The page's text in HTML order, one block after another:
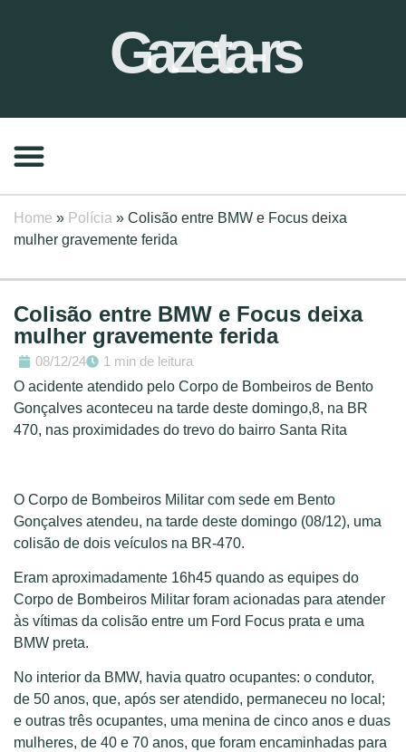
Gazeta-rs
Home » Polícia » Colisão entre BMW e Focus deixa
mulher gravemente ferida
Colisão entre BMW e Focus deixa
mulher gravemente ferida
08/12/24
1 min de leitura
O acidente atendido pelo Corpo de Bombeiros de Bento
Gonçalves aconteceu na tarde deste domingo,8, na BR
470, nas proximidades do trevo do bairro Santa Rita
O Corpo de Bombeiros Militar com sede em Bento
Gonçalves atendeu, na tarde deste domingo (08/12), uma
colisão de dois veículos na BR-470.
Eram aproximadamente 16h45 quando as equipes do
Corpo de Bombeiros Militar foram acionadas para atender
às vítimas da colisão entre um Ford Focus prata e uma
BMW preta.
No interior da BMW, havia quatro ocupantes: o condutor,
de 50 anos, que, após ser atendido, permaneceu no local;
e outras três ocupantes, uma menina de cinco anos e duas
mulheres, de 40 e 70 anos, que foram encaminhadas para